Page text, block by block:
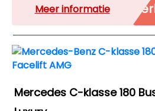
Meer informatie
Mercedes C-klasse 180